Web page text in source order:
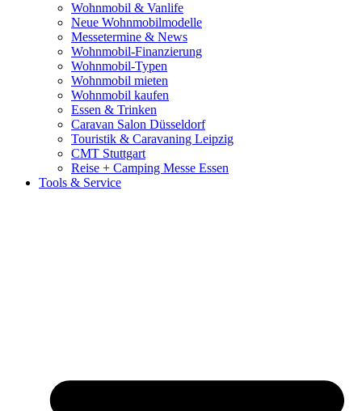
Wohnmobil & Vanlife
Neue Wohnmobilmodelle
Messetermine & News
Wohnmobil-Finanzierung
Wohnmobil-Typen
Wohnmobil mieten
Wohnmobil kaufen
Essen & Trinken
Caravan Salon Düsseldorf
Touristik & Caravaning Leipzig
CMT Stuttgart
Reise + Camping Messe Essen
Tools & Service